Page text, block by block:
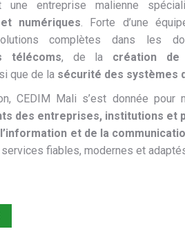
une entreprise malienne
numériques. Forte d’une
complètes dans les
télécoms, de la création
que de la sécurité des systèmes
CEDIM Mali s’est donnée pour
des entreprises, institutions et
et de la
fiables, modernes et